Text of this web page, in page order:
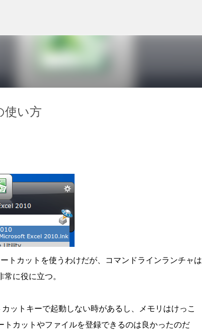
使い方
トカットを使うわけだが、コマンドラインランチャは
に役に立つ。
ットキーで起動しない時があるし、メモリはけっこ
カットやファイルを登録できるのは良かったのだ